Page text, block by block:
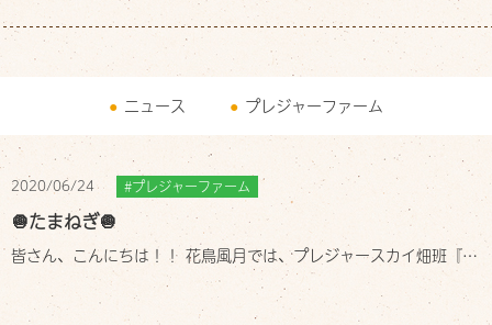
おすすめメニュー
デリバリー
Delivery
お店について
Shop info
お知らせ
Information
スタッフブログ
Staff blog
ニュース プレジャーファーム
2020/06/24 プレジャーファーム
🧅たまねぎ🧅
皆さん、こんにちは！！ 花鳥風月では、プレジャースカイ畑班『プレジャーファーム』の野菜を使用しています😁 収穫してきた、玉ねぎを天日干しして…